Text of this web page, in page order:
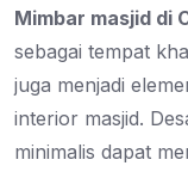
Mimbar masjid di
sebagai tempat
juga menjadi
interior masjid.
minimalis dapat